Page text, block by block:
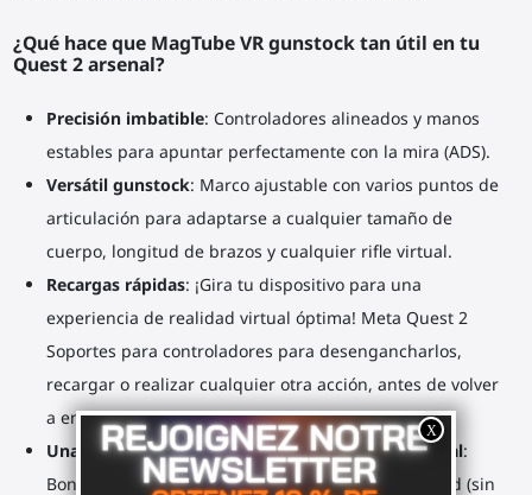
¿Qué hace que MagTube VR gunstock tan útil en tu
Quest 2 arsenal?
Precisión imbatible: Controladores alineados y manos
estables para apuntar perfectamente con la mira (ADS).
Versátil gunstock: Marco ajustable con varios puntos de
articulación para adaptarse a cualquier tamaño de
cuerpo, longitud de brazos y cualquier rifle virtual.
Recargas rápidas: ¡Gira tu dispositivo para una
experiencia de realidad virtual óptima! Meta Quest 2
Soportes para controladores para desengancharlos,
recargar o realizar cualquier otra acción, antes de volver
a engancharlos en el marco.
Una correa para el hombro como la de un rifle real:
Bono de inmersión, alivio de peso, mayor seguridad (sin